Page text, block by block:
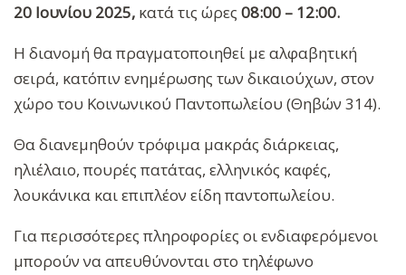
20 Ιουνίου 2025, κατά τις ώρες 08:00 – 12:00.
Η διανομή θα πραγματοποιηθεί με αλφαβητική
σειρά, κατόπιν ενημέρωσης των δικαιούχων, στον
χώρο του Κοινωνικού Παντοπωλείου (Θηβών 314).
Θα διανεμηθούν τρόφιμα μακράς διάρκειας,
ηλιέλαιο, πουρές πατάτας, ελληνικός καφές,
λουκάνικα και επιπλέον είδη παντοπωλείου.
Για περισσότερες πληροφορίες οι ενδιαφερόμενοι
μπορούν να απευθύνονται στο τηλέφωνο